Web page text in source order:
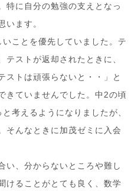
特に自分の勉強の支えとなっ
います。
ことを優先していました。テ
テストが返却されたときに、
ストは頑張らないと・・」と
きていませんでした。中2の頃
考えるようになりましたが、
そんなときに加茂ゼミに入会
い、分からないところや難し
けることがとても良く、数学